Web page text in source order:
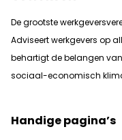
De grootste
Adviseert werkgevers op
behartigt de belangen
sociaal-economisch
Handige pagina’s